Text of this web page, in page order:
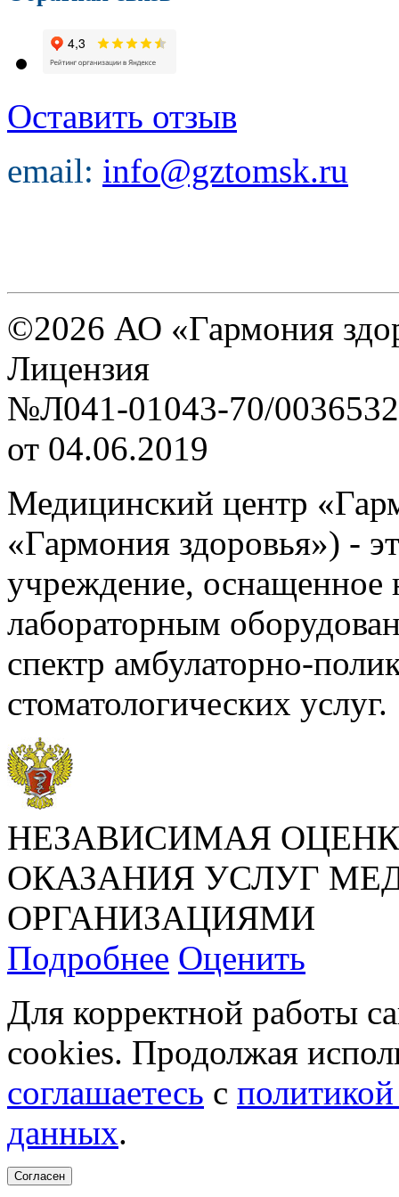
Оставить отзыв
email: info@gztomsk.ru
©2026 АО «Гармония
Лицензия
№Л041-01043-70/
от 04.06.2019
Медицинский центр
«Гармония здоровья») -
учреждение,
лабораторным
спектр амбулаторно-
стоматологических услуг.
НЕЗАВИСИМАЯ
ОКАЗАНИЯ УСЛУГ
ОРГАНИЗАЦИЯМИ
Подробнее Оценить
Для корректной работы
cookies. Продолжая
соглашаетесь с
данных.
Согласен